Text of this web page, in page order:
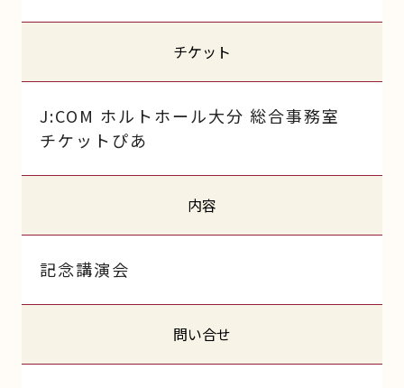
チケット
J:COM ホルトホール大分 総合事務室
チケットぴあ
内容
記念講演会
問い合せ